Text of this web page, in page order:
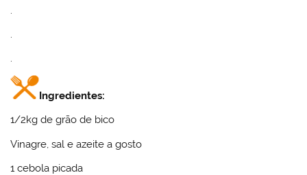
.
.
Ingredientes:
1/2kg de grão de bico
Vinagre, sal e azeite a gosto
1 cebola picada